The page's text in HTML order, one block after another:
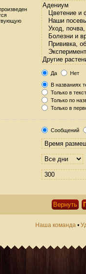
Да
Нет
В названиях
Только в
Только по
Только в
Сообщений
Наша команда •